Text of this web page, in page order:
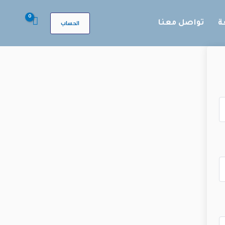
تواصل معنا الحساب